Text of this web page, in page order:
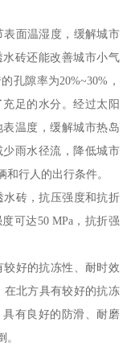
面温湿度，缓解城市
砖还能改善城市小气
孔隙率为20%~30%，
足的水分。经过太阳
温度，缓解城市热岛
雨水径流，降低城市
行人的出行条件。
砖，抗压强度和抗折
可达50 MPa，抗折强
好的抗冻性、耐时效
北方具有较好的抗冻
有良好的防滑、耐磨